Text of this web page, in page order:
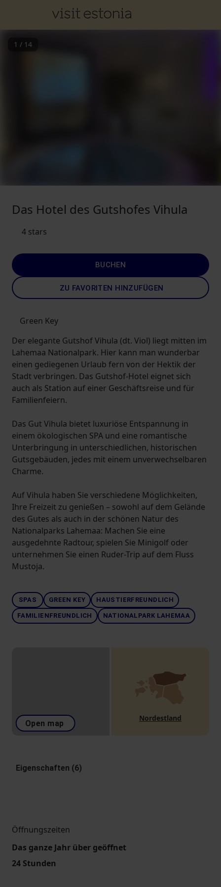
1 / 14
Das Hotel des Gutshofes Vihula
4 stars
BUCHEN
ZU FAVORITEN HINZUFÜGEN
Green Key
Der elegante Gutshof Vihula (dt. Viol) liegt mitten im
Lahemaa Nationalpark. Hier kann man wunderbar
einen gediegenen Urlaub fern von der Hektik der
Stadt verbringen. Das Gutshof-Hotel eignet sich
auch als Station auf einer Geschäftsreise und für
Familienfeiern.
Das Gut Vihula bietet luxuriöse Entspannung in
einem ökologischen SPA und eine romantische
Unterbringung in unterschiedlichen, historischen
Gutsgebäuden, jedes mit einem unverwechselbaren
Charme.
Auf Vihula haben Sie verschiedene Möglichkeiten,
Ihre Freizeit zu genießen – sowohl auf dem Gelände
des Gutes als auch in der schönen Natur des
Nationalparks Lahemaa: Machen Sie eine
ausgedehnte Radtour, spielen Sie Minigolf oder
unternehmen Sie einen Ruder-Trip auf dem Fluss
Mustoja.
SPAS GREEN KEY HAUSTIERFREUNDLICH
FAMILIENFREUNDLICH NATIONALPARK LAHEMAA
Open map
Nordestland
Eigenschaften (6)
Öffnungszeiten
Das ganze Jahr über geöffnet
24 Stunden